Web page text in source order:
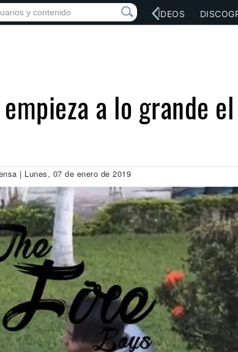
RED SOCIAL MÚSICA VÍDEOS
a lo grande
| Lunes, 07 de enero de 2019